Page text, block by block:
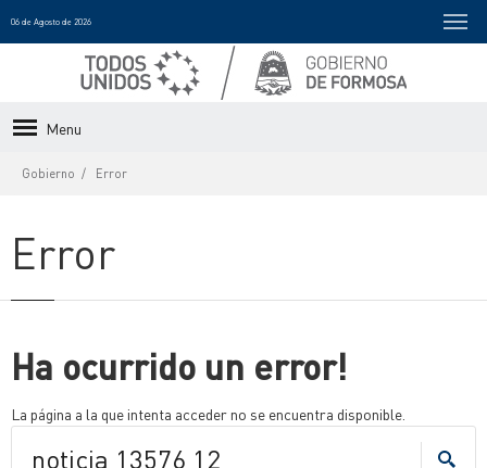
06 de Agosto de 2026
Menu
Gobierno Error
Error
Ha ocurrido un error!
La página a la que intenta acceder no se encuentra disponible.